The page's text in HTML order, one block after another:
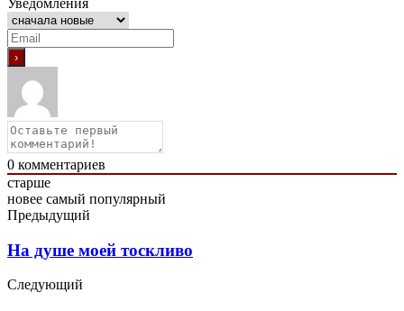
0 комментариев
старше
новее самый популярный
Предыдущий
На душе моей тоскливо
Следующий